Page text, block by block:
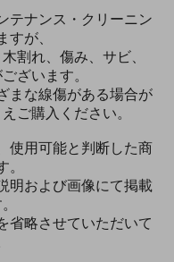
テナンス・クリーニン
すが、
割れ、傷み、サビ、
ざいます。
まな線傷がある場合が
ご購入ください。
使用可能と判断した商
。
明および画像にて掲載
省略させていただいて